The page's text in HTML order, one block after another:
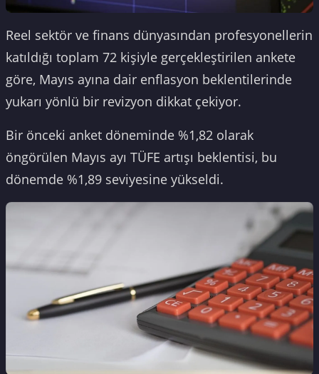
Reel sektör ve finans dünyasından profesyonellerin
katıldığı toplam 72 kişiyle gerçekleştirilen ankete
göre, Mayıs ayına dair enflasyon beklentilerinde
yukarı yönlü bir revizyon dikkat çekiyor.
Bir önceki anket döneminde %1,82 olarak
öngörülen Mayıs ayı TÜFE artışı beklentisi, bu
dönemde %1,89 seviyesine yükseldi.